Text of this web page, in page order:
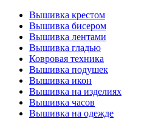
Вышивка крестом
Вышивка бисером
Вышивка лентами
Вышивка гладью
Ковровая техника
Вышивка подушек
Вышивка икон
Вышивка на изделиях
Вышивка часов
Вышивка на одежде